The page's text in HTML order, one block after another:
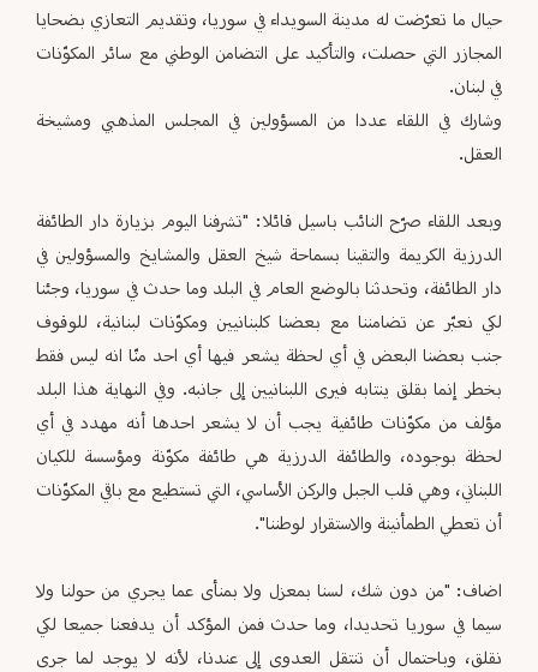
حيال ما تعرّضت له مدينة السويداء في سوريا، وتقديم التعازي بضحايا
المجازر التي حصلت، والتأكيد على التضامن الوطني مع سائر المكوّنات
في لبنان.
وشارك في اللقاء عددا من المسؤولين في المجلس المذهبي ومشيخة
العقل.
وبعد اللقاء صرّح النائب باسيل قائلا: "تشرفنا اليوم بزيارة دار الطائفة
الدرزية الكريمة والتقينا بسماحة شيخ العقل والمشايخ والمسؤولين في
دار الطائفة، وتحدثنا بالوضع العام في البلد وما حدث في سوريا، وجئنا
لكي نعبّر عن تضامننا مع بعضنا كلبنانيين ومكوّنات لبنانية، للوقوف
جنب بعضنا البعض في أي لحظة يشعر فيها أي احد منّا انه ليس فقط
بخطر إنما بقلق ينتابه فيرى اللبنانيين إلى جانبه. وفي النهاية هذا البلد
مؤلف من مكوّنات طائفية يجب أن لا يشعر احدها أنه مهدد في أي
لحظة بوجوده، والطائفة الدرزية هي طائفة مكوّنة ومؤسسة للكيان
اللبناني، وهي قلب الجبل والركن الأساسي، التي تستطيع مع باقي المكوّنات
أن تعطي الطمأنينة والاستقرار لوطننا".
اضاف: "من دون شك، لسنا بمعزل ولا بمنأى عما يجري من حولنا ولا
سيما في سوريا تحديدا، وما حدث فمن المؤكد أن يدفعنا جميعا لكي
نقلق، وباحتمال أن تنتقل العدوى إلى عندنا، لأنه لا يوجد لما جرى